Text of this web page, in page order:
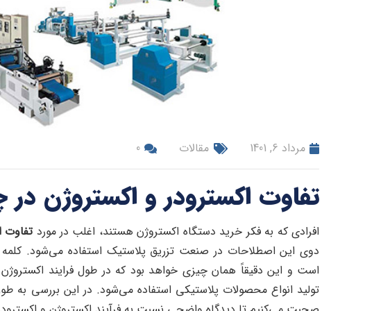
مرداد 6, 1401 مقالات 0
تفاوت اکسترودر و اکستروژن
افرادی که به فکر خرید دستگاه اکستروژن هستند، اغلب در موردتفاوت
دوی این اصطلاحات در صنعت تزریق پلاستیک استفاده می‌شود. کلمه
است و این دقیقاً همان چیزی خواهد بود که در طول فرایند اکستروژن
تولید انواع محصولات پلاستیکی استفاده می‌شود. در این بررسی به